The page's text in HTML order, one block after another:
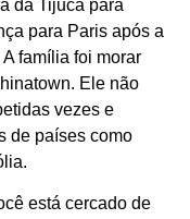
da Tijuca para
para Paris após a
família foi morar
Ele não
vezes e
de países como
está cercado de